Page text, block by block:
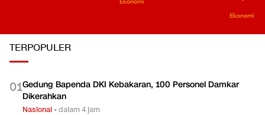
Ekonomi
Ekonomi
TERPOPULER
01Gedung Bapenda DKI Kebakaran, 100 Personel Damkar
Dikerahkan
Nasional •dalam 4 jam